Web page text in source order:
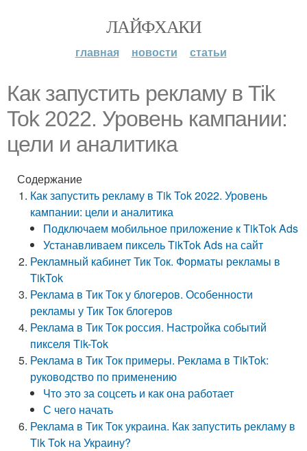
ЛАЙФХАКИ
главная новости статьи
Как запустить рекламу в Tik
Tok 2022. Уровень кампании:
цели и аналитика
Содержание
Как запустить рекламу в Tik Tok 2022. Уровень
кампании: цели и аналитика
Подключаем мобильное приложение к TikTok Ads
Устанавливаем пиксель TikTok Ads на сайт
Рекламный кабинет Тик Ток. Форматы рекламы в
TikTok
Реклама в Тик Ток у блогеров. Особенности
рекламы у Тик Ток блогеров
Реклама в Тик Ток россия. Настройка событий
пикселя Tik-Tok
Реклама в Тик Ток примеры. Реклама в TikTok:
руководство по применению
Что это за соцсеть и как она работает
С чего начать
Реклама в Тик Ток украина. Как запустить рекламу в
Tik Tok на Украину?